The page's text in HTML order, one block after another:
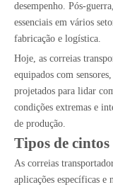
desempenho. Pós-
essenciais em vários
fabricação e logística.
Hoje, as correias
equipados com
projetados para lidar
condições extremas e
de produção.
Tipos de cintos
As correias
aplicações específicas e